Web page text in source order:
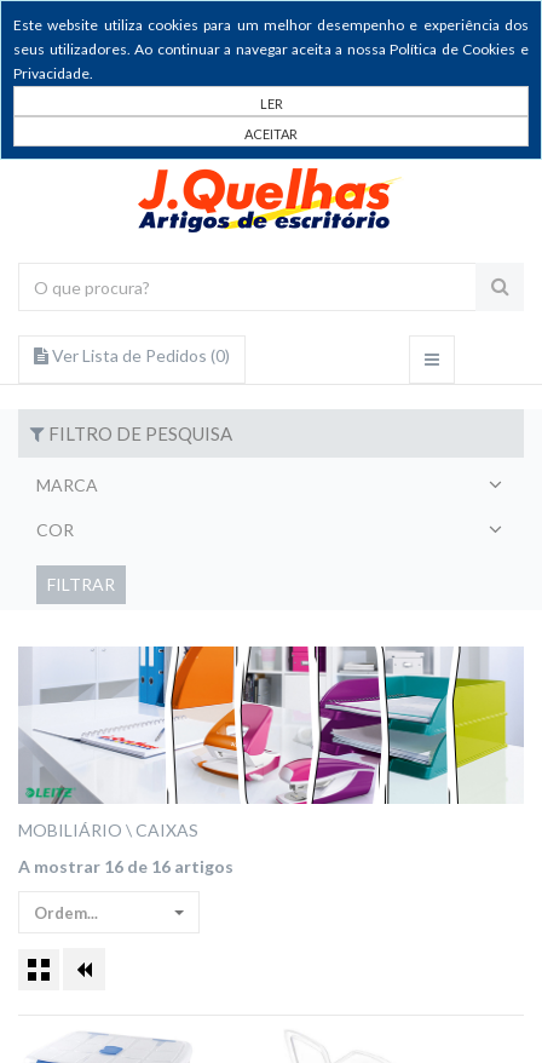
Este website utiliza cookies para um melhor desempenho e experiência dos
seus utilizadores. Ao continuar a navegar aceita a nossa Política de Cookies e
Privacidade.
LER
ACEITAR
Ver Lista de Pedidos (0)
FILTRO DE PESQUISA
MARCA
COR
FILTRAR
MOBILIÁRIO
CAIXAS
A mostrar 16 de 16 artigos
Ordem...